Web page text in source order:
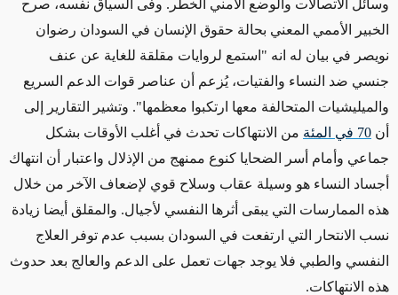
وسائل الاتصالات والوضع الأمني الخطر. وفى السياق نفسه، صرح
الخبير الأممي المعني بحالة حقوق الإنسان في السودان رضوان
نويصر في بيان له انه " استمع لروايات مقلقة للغاية عن عنف
جنسي ضد النساء والفتيات، يُزعم أن عناصر قوات الدعم السريع
والميليشيات المتحالفة معها ارتكبوا معظمها". وتشير التقارير إلى
أن 70 في المئة من الانتهاكات تحدث في أغلب الأوقات بشكل
جماعي وأمام أسر الضحايا كنوع ممنهج من الإذلال واعتبار أن انتهاك
أجساد النساء هو وسيلة عقاب وسلاح قوي لإضعاف الآخر من خلال
هذه الممارسات التي يبقى أثرها النفسي لأجيال. والمقلق أيضا زيادة
نسب الانتحار التي ارتفعت في السودان بسبب عدم توفر العلاج
النفسي والطبي فلا يوجد جهات تعمل على الدعم والعالج بعد حدوث
هذه الانتهاكات.